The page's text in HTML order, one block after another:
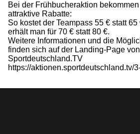
Bei der Frühbucheraktion
attraktive Rabatte:
So kostet der Teampass 55 € statt
erhält man für 70 € statt 80 €.
Weitere Informationen und die
finden sich auf der Landing-Page von
Sportdeutschland.TV
https://aktionen.sportdeutschland.tv/